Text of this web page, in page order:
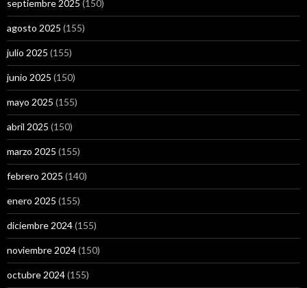
septiembre 2025 (150)
agosto 2025 (155)
julio 2025 (155)
junio 2025 (150)
mayo 2025 (155)
abril 2025 (150)
marzo 2025 (155)
febrero 2025 (140)
enero 2025 (155)
diciembre 2024(155)
noviembre 2024(150)
octubre 2024(155)